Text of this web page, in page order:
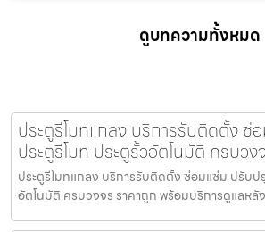
ดูบทความทั้งหมด
ประตูรีโมทแกลง บริการรับติดตั้ง ซ่
ประตูรีโมท ประตูรั้วอัตโนมัติ ครบวง
ประตูรีโมทแกลง บริการรับติดตั้ง ซ่อมแซ่ม ปรับป
อัตโนมัติ ครบวงจร ราคาถูก พร้อมบริการดูแลหลั